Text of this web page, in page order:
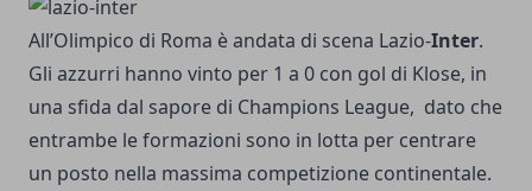
All’Olimpico di Roma è andata di scena Lazio-Inter.
Gli azzurri hanno vinto per 1 a 0 con gol di Klose, in
una sfida dal sapore di Champions League, dato che
entrambe le formazioni sono in lotta per centrare
un posto nella massima competizione continentale.